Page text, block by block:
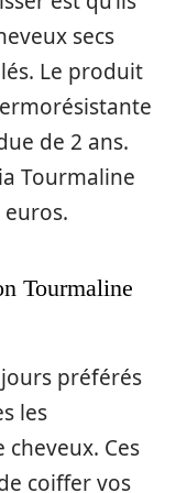
secs
Le produit
de 2 ans.
Tourmaline
euros.
Tourmaline
préférés
les
Ces
coiffer vos